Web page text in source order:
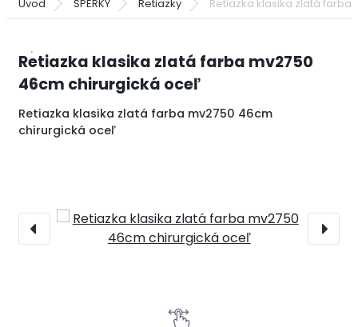
Úvod ŠPERKY Retiazky Retiazka klasika zlatá
Retiazka klasika zlatá farba mv2750
46cm chirurgická oceľ
Retiazka klasika zlatá farba mv2750 46cm
chirurgická oceľ